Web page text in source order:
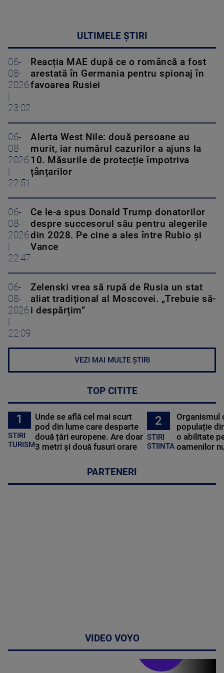
ULTIMELE ȘTIRI
06-
08-
2026
23:02
Reacția MAE după ce o româncă a fost
arestată în Germania pentru spionaj în
favoarea Rusiei
06-
08-
2026
22:51
Alerta West Nile: două persoane au
murit, iar numărul cazurilor a ajuns la
10. Măsurile de protecție împotriva
țânțarilor
06-
08-
2026
22:47
Ce le-a spus Donald Trump donatorilor
despre succesorul său pentru alegerile
din 2028. Pe cine a ales între Rubio și
Vance
06-
08-
2026
22:09
Zelenski vrea să rupă de Rusia un stat
aliat tradițional al Moscovei. „Trebuie să-
i despărțim”
VEZI MAI MULTE ȘTIRI
TOP CITITE
1
STIRI
TURISM
Unde se află cel mai scurt
pod din lume care desparte
două țări europene. Are doar
3 metri și două fusuri orare
2
STIRI
STIINTA
Organismul
populație
o abilitate
oamenilor
PARTENERI
VIDEO VOYO